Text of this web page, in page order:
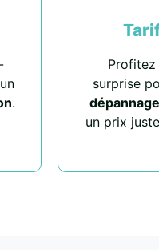
.
Profitez
surprise
dépannage
un prix